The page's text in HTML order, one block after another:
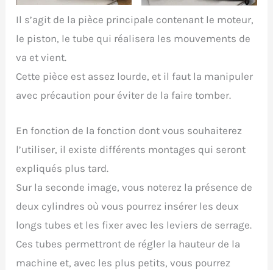
Il s’agit de la pièce principale contenant le moteur,
le piston, le tube qui réalisera les mouvements de
va et vient.
Cette pièce est assez lourde, et il faut la manipuler
avec précaution pour éviter de la faire tomber.
En fonction de la fonction dont vous souhaiterez
l’utiliser, il existe différents montages qui seront
expliqués plus tard.
Sur la seconde image, vous noterez la présence de
deux cylindres où vous pourrez insérer les deux
longs tubes et les fixer avec les leviers de serrage.
Ces tubes permettront de régler la hauteur de la
machine et, avec les plus petits, vous pourrez